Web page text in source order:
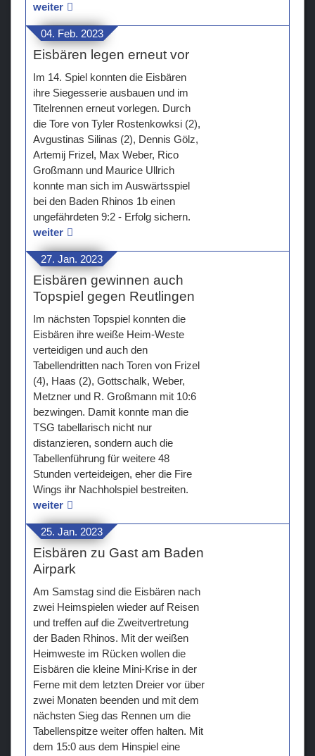
weiter
04. Feb. 2023
Eisbären legen erneut vor
Im 14. Spiel konnten die Eisbären
ihre Siegesserie ausbauen und im
Titelrennen erneut vorlegen. Durch
die Tore von Tyler Rostenkowksi (2),
Avgustinas Silinas (2), Dennis Gölz,
Artemij Frizel, Max Weber, Rico
Großmann und Maurice Ullrich
konnte man sich im Auswärtsspiel
bei den Baden Rhinos 1b einen
ungefährdeten 9:2 - Erfolg sichern.
weiter
27. Jan. 2023
Eisbären gewinnen auch
Topspiel gegen Reutlingen
Im nächsten Topspiel konnten die
Eisbären ihre weiße Heim-Weste
verteidigen und auch den
Tabellendritten nach Toren von Frizel
(4), Haas (2), Gottschalk, Weber,
Metzner und R. Großmann mit 10:6
bezwingen. Damit konnte man die
TSG tabellarisch nicht nur
distanzieren, sondern auch die
Tabellenführung für weitere 48
Stunden verteideigen, eher die Fire
Wings ihr Nachholspiel bestreiten.
weiter
25. Jan. 2023
Eisbären zu Gast am Baden
Airpark
Am Samstag sind die Eisbären nach
zwei Heimspielen wieder auf Reisen
und treffen auf die Zweitvertretung
der Baden Rhinos. Mit der weißen
Heimweste im Rücken wollen die
Eisbären die kleine Mini-Krise in der
Ferne mit dem letzten Dreier vor über
zwei Monaten beenden und mit dem
nächsten Sieg das Rennen um die
Tabellenspitze weiter offen halten. Mit
dem 15:0 aus dem Hinspiel eine